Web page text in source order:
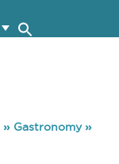
» Gastronomy»